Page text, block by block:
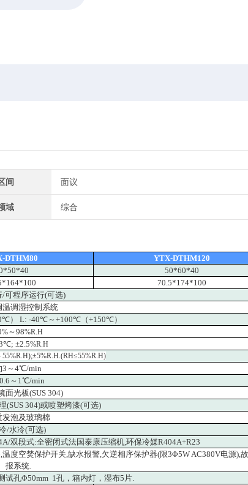
间 面议
域 综合
DTHM80
YTX-DTHM120
50*60*40
70.5*174*100
/可程序运行(可选)
温调湿控制系统
） L: -40℃～+100℃（+150℃）
%～98%R.H
±2.5%R.H
55%R.H);±5%R.H.(RH≤55%R.H)
3～4℃/min
～1℃/min
面光板(SUS 304)
(SUS 304)或喷塑烤漆(可选)
发泡及玻璃棉
/水冷(可选)
双段式:全密闭式法国泰康压缩机,环保冷媒R404A+R23
度空焚保护开关,缺水报警,欠逆相序保护器(限3Φ5W AC380V电源),
报系统.
试孔Φ50mm 1孔，箱内灯，湿布5片.